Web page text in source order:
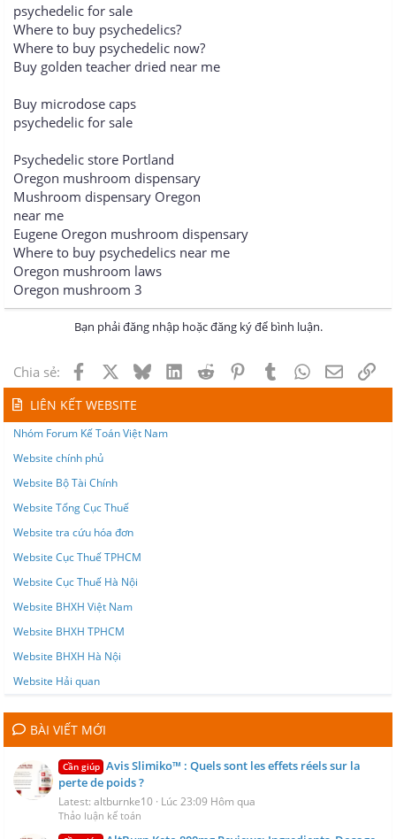
psychedelic for sale
Where to buy psychedelics?
Where to buy psychedelic now?
Buy golden teacher dried near me
Buy microdose caps
psychedelic for sale
Psychedelic store Portland
Oregon mushroom dispensary
Mushroom dispensary Oregon
near me
Eugene Oregon mushroom dispensary
Where to buy psychedelics near me
Oregon mushroom laws
Oregon mushroom 3
Bạn phải đăng nhập hoặc đăng ký để bình luận.
Chia sẻ: Facebook BlueskyLinkedInReddit PinterestTumblrWhatsApp
Email
LIÊN KẾT WEBSITE
Nhóm Forum Kế Toán Việt Nam
Website chính phủ
Website Bộ Tài Chính
Website Tổng Cục Thuế
Website tra cứu hóa đơn
Website Cục Thuế TPHCM
Website Cục Thuế Hà Nội
Website BHXH Việt Nam
Website BHXH TPHCM
Website BHXH Hà Nội
Website Hải quan
BÀI VIẾT MỚI
Cần giúp Avis Slimiko™ : Quels sont les effets réels sur la
perte de poids ?
Latest: altburnke10 Lúc 23:09 Hôm qua
Thảo luận kế toán